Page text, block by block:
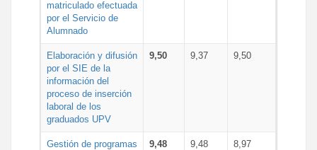
matriculado efectuada
por el Servicio de
Alumnado
Elaboración y difusión
por el SIE de la
información del
proceso de inserción
laboral de los
graduados UPV
9,50 9,37 9,50
Gestión de programas
9,48 9,48 8,97